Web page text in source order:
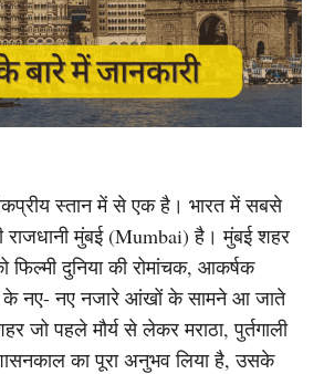
स्तान में से एक है। भारत में सबसे
राजधानी मुंबई (Mumbai) है। मुंबई शहर
फिल्मी दुनिया की रोमांचक, आकर्षक
नए- नए नजारे आंखों के सामने आ जाते
जो पहले मौर्य से लेकर मराठा, पुर्तगाली
का पूरा अनुभव लिया है, उसके